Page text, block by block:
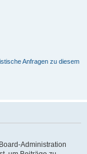
Anfragen zu diesem
Administration